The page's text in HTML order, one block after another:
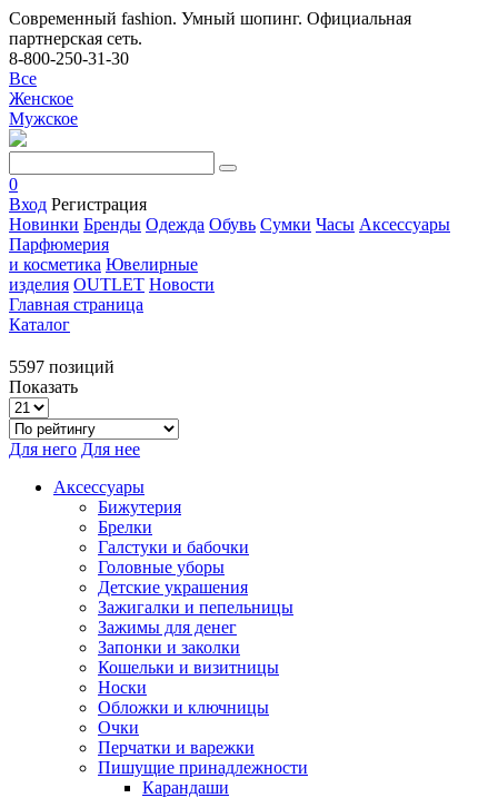
Современный fashion. Умный шопинг. Официальная
партнерская сеть.
8-800-250-31-30
Все
Женское
Мужское
0
Вход Регистрация
Новинки Бренды Одежда Обувь Сумки Часы Аксессуары
Парфюмерия
и косметика Ювелирные
изделия OUTLET Новости
Главная страница
Каталог
5597 позиций
Показать
Для него Для нее
Аксессуары
Бижутерия
Брелки
Галстуки и бабочки
Головные уборы
Детские украшения
Зажигалки и пепельницы
Зажимы для денег
Запонки и заколки
Кошельки и визитницы
Носки
Обложки и ключницы
Очки
Перчатки и варежки
Пишущие принадлежности
Карандаши